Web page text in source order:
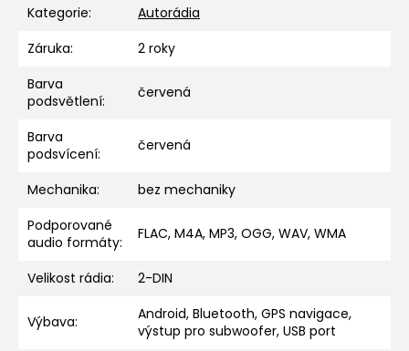
Kategorie:
Autorádia
Záruka:
2 roky
Barva
podsvětlení: červená
Barva
podsvícení: červená
Mechanika:
bez mechaniky
Podporované
audio formáty: FLAC, M4A, MP3, OGG, WAV, WMA
Velikost rádia: 2-DIN
Výbava:
Android, Bluetooth, GPS navigace,
výstup pro subwoofer, USB port